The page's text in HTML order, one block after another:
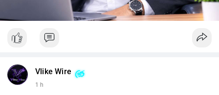
Vlike Wire
1 h